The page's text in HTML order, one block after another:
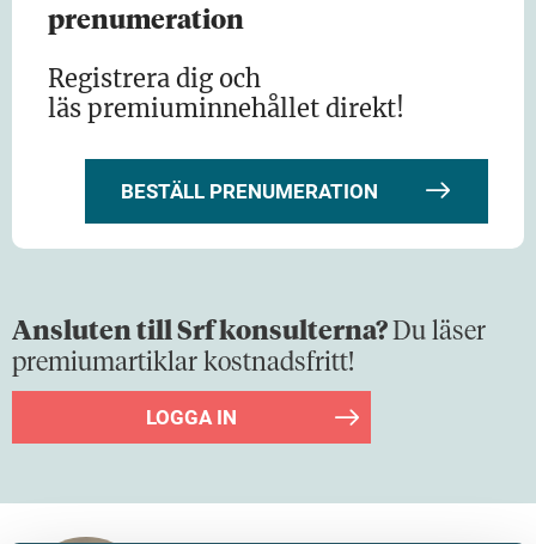
prenumeration
Registrera dig och
läs premiuminnehållet direkt!
BESTÄLL PRENUMERATION
Ansluten till Srf konsulterna?Du läser
premiumartiklar kostnadsfritt!
LOGGA IN